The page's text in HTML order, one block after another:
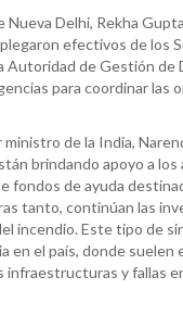
Nueva Delhi, Rekha
efectivos de los
Autoridad de Gestión de
para coordinar las
de la India,
brindando apoyo a
fondos de ayuda
tanto, continúan las
incendio. Este tipo de
en el país, donde suelen
infraestructuras y fallas